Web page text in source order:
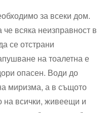
за всеки дом.
всяка неизправност в
се отстрани
на тоалетна е
опасен. Води до
миризма, а в същото
на всички, живеещи и